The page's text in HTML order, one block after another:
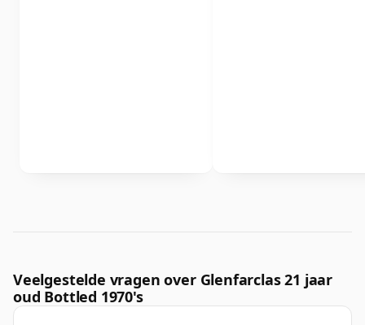
Veelgestelde vragen over Glenfarclas 21 jaar
oud Bottled 1970's